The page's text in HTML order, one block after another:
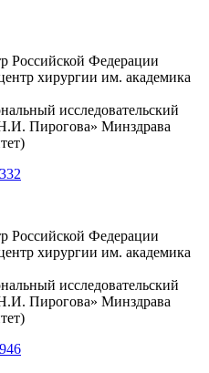
Российской Федерации
хирургии им. академика
исследовательский
Пирогова» Минздрава
Российской Федерации
хирургии им. академика
исследовательский
Пирогова» Минздрава